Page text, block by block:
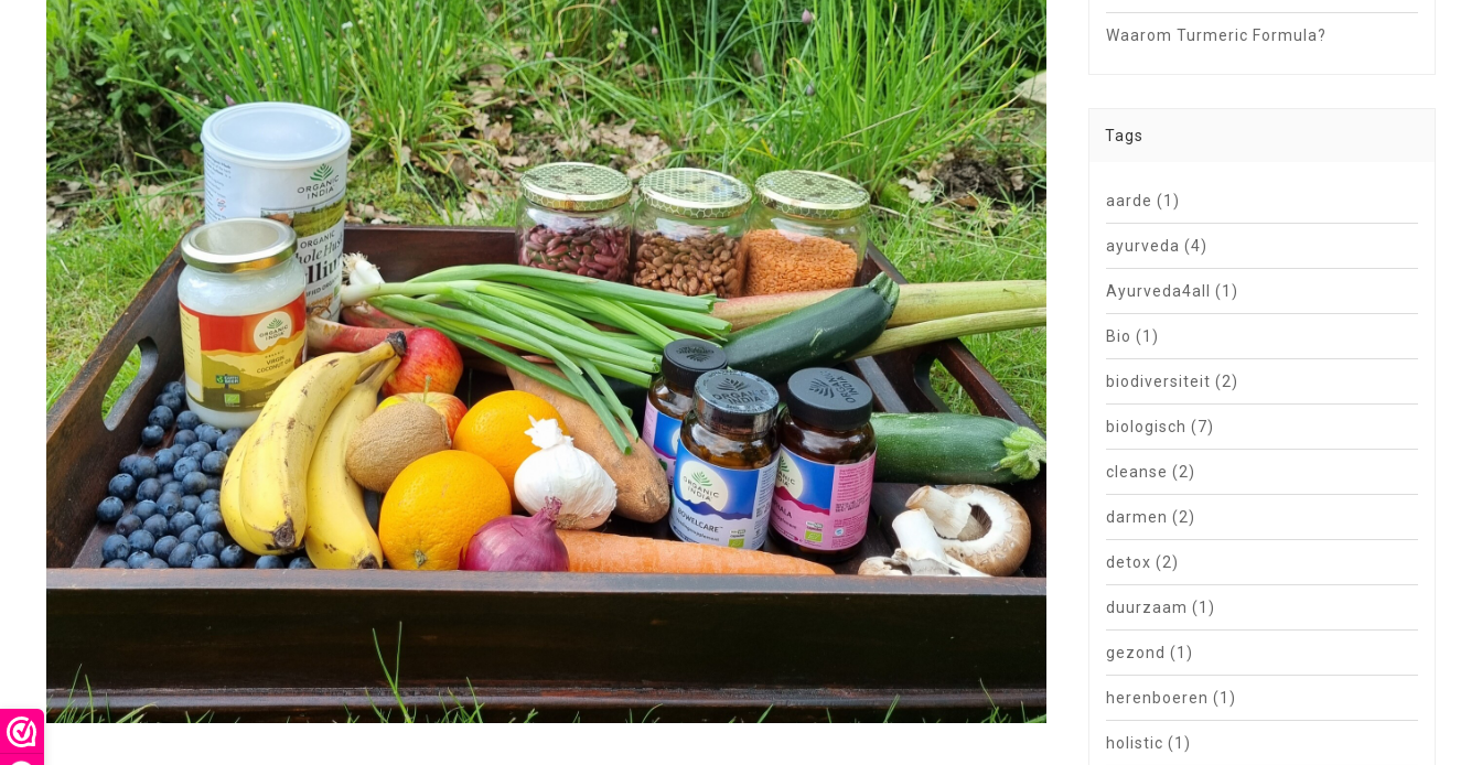
Waarom Turmeric Formula?
Tags
aarde (1)
ayurveda (4)
Ayurveda4all (1)
Bio (1)
biodiversiteit (2)
biologisch (7)
cleanse (2)
darmen (2)
detox (2)
duurzaam (1)
gezond (1)
herenboeren (1)
holistic (1)